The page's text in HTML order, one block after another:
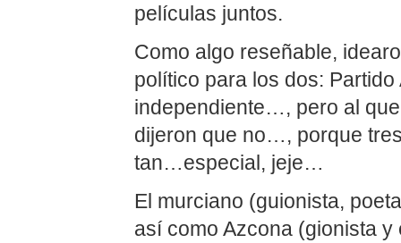
películas juntos.
Como algo reseñable,
político para los dos:
independiente…, pero al
dijeron que no…, porque
tan…especial, jeje…
El murciano (guionista,
así como Azcona (gionista